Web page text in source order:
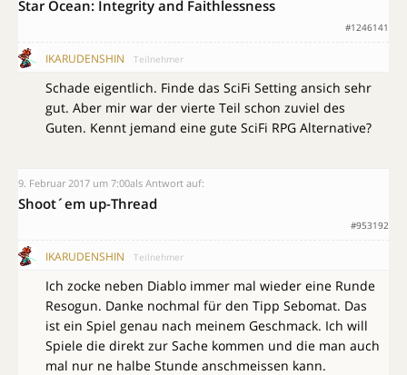
Star Ocean: Integrity and Faithlessness
#1246141
IKARUDENSHIN Teilnehmer
Schade eigentlich. Finde das SciFi Setting ansich sehr
gut. Aber mir war der vierte Teil schon zuviel des
Guten. Kennt jemand eine gute SciFi RPG Alternative?
9. Februar 2017 um 7:00als Antwort auf:
Shoot´em up-Thread
#953192
IKARUDENSHIN Teilnehmer
Ich zocke neben Diablo immer mal wieder eine Runde
Resogun. Danke nochmal für den Tipp Sebomat. Das
ist ein Spiel genau nach meinem Geschmack. Ich will
Spiele die direkt zur Sache kommen und die man auch
mal nur ne halbe Stunde anschmeissen kann.